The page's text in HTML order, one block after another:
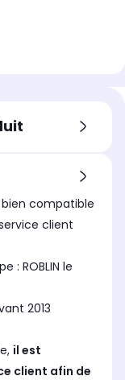
compatible
client
le
2013
il est
client afin de